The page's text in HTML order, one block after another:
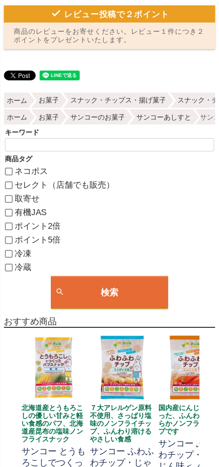
レビュー投稿で２ポイント
商品のレビューをお寄せください。レビュー１件につき２
ポイントをプレゼントいたします。
ホーム お菓子 スナック・チップス・揚げ菓子 スナック・
ホーム お菓子 サンコーのお菓子 サンコーあしすと サン
キーワード
商品タグ
ネコポス
セレクト（店舗でも販売）
取寄せ
有機JAS
ポイント2倍
ポイント5倍
冷凍
冷蔵
検索
おすすめ商品
北海道産とうもろこ
しの優しい甘みと軽
い食感のパフ、北海
道産昆布の塩味ノン
フライスナック
サンコー とうも
ろこしでつくっ
７大アレルゲン原料
不使用、さっぱり塩
味のノンフライチッ
プ、ふんわり溶ける
やさしい食感
サンコー ふわふ
わチップ・じゃ
国内産にんじんが
った、ふんわりや
らかノンフライチ
プです
サンコー ふわ
わチップ・に